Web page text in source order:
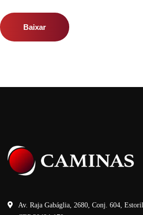
Baixar
Av. Raja Gabáglia, 2680, Conj. 604,